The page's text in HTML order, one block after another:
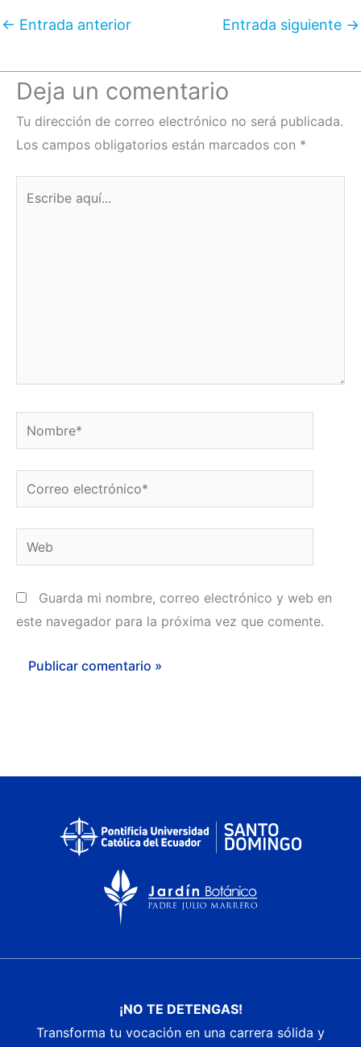
← Entrada anterior Entrada siguiente →
Deja un comentario
Tu dirección de correo electrónico no será publicada.
Los campos obligatorios están marcados con *
Nombre*
Correo
electrónico*
Web
Guarda mi nombre, correo electrónico y web en
este navegador para la próxima vez que comente.
¡NO TE DETENGAS!
Transforma tu vocación en una carrera sólida y